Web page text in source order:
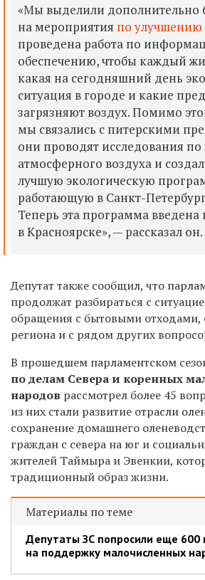
«Мы выделили дополнительно
на мероприятия по улучшению
проведена работа по
обеспечению, чтобы каждый
какая на сегодняшний день
ситуация в городе и какие
загрязняют воздух. Помимо
мы связались с питерскими
они проводят исследования
атмосферного воздуха и
лучшую экологическую
работающую в Санкт-
Теперь эта программа введена
в Красноярске», — рассказал он.
Депутат также сообщил, что
продолжат разбираться с
обращения с бытовыми отходами,
региона и с рядом других
В прошедшем парламентском
по делам Севера и коренных
народов рассмотрел более 45
из них стали развитие отрасли
сохранение домашнего
граждан с севера на юг и
жителей Таймыра и Эвенкии,
традиционный образ жизни.
Материалы по теме
Депутаты ЗС попросили еще 600
на поддержку малочисленных